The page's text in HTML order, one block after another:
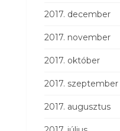
2017. december
2017. november
2017. október
2017. szeptember
2017. augusztus